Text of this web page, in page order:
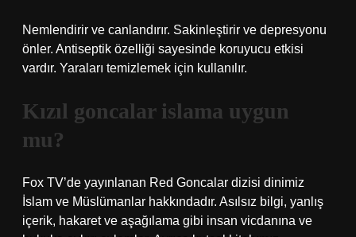
Nemlendirir ve canlandırır. Sakinleştirir ve depresyonu
önler. Antiseptik özelliği sayesinde koruyucu etkisi
vardır. Yaraları temizlemek için kullanılır.
Kızıl goncalar islama uygun
mu?
Fox TV’de yayınlanan Red Goncalar dizisi dinimiz
İslam ve Müslümanlar hakkındadır. Asılsız bilgi, yanlış
içerik, hakaret ve aşağılama gibi insan vicdanına ve